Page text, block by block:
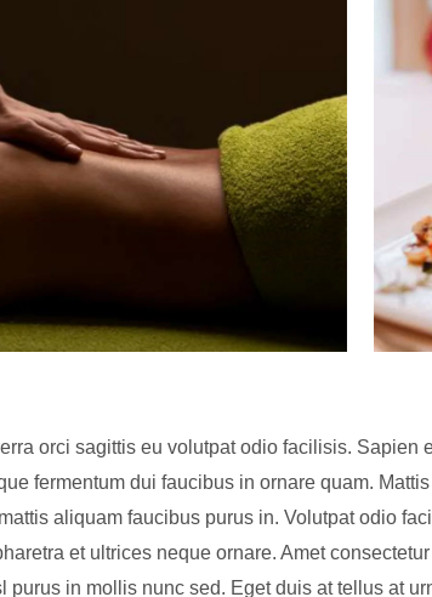
orci sagittis eu volutpat odio facilisis. Sapien
fermentum dui faucibus in ornare quam.
aliquam faucibus purus in. Volutpat odio
et ultrices neque ornare. Amet
purus in mollis nunc sed. Eget duis at tellus at